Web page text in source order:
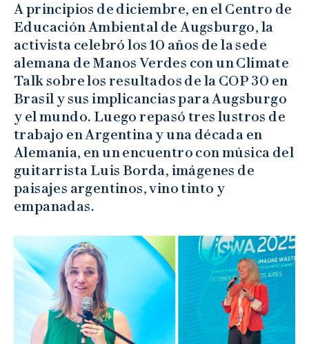
A principios de diciembre, en el Centro de
Educación Ambiental de Augsburgo, la
activista celebró los 10 años de la sede
alemana de Manos Verdes con un Climate
Talk sobre los resultados de la COP 30 en
Brasil y sus implicancias para Augsburgo
y el mundo. Luego repasó tres lustros de
trabajo en Argentina y una década en
Alemania, en un encuentro con música del
guitarrista Luis Borda, imágenes de
paisajes argentinos, vino tinto y
empanadas.